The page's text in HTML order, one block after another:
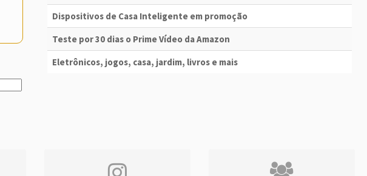
Dispositivos de Casa Inteligente em promoção
Teste por 30 dias o Prime Vídeo da Amazon
Eletrônicos, jogos, casa, jardim, livros e mais